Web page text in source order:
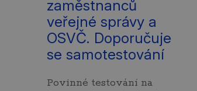
zaměstnanců
veřejné správy a
OSVČ. Doporučuje
se samotestování
Povinné testování na